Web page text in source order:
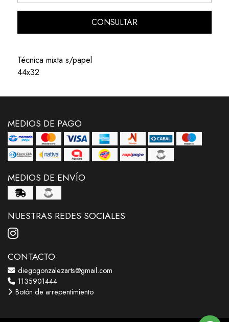
CONSULTAR
Técnica mixta s/papel
44x32
MEDIOS DE PAGO
MEDIOS DE ENVÍO
NUESTRAS REDES SOCIALES
CONTACTO
diegogonzalezarts@gmail.com
1135901444
Botón de arrepentimiento